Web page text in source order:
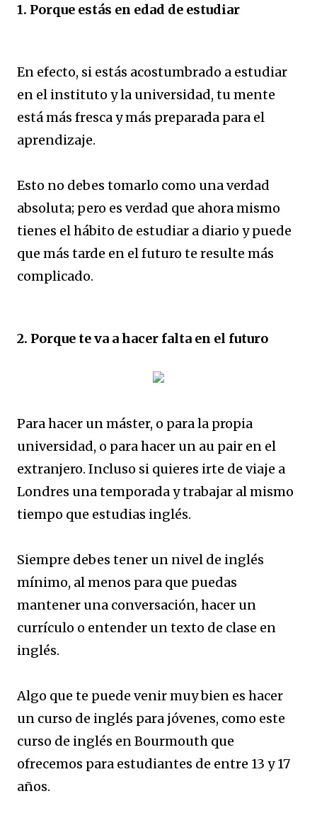
1. Porque estás en edad de estudiar
En efecto, si estás acostumbrado a estudiar
en el instituto y la universidad, tu mente
está más fresca y más preparada para el
aprendizaje.
Esto no debes tomarlo como una verdad
absoluta; pero es verdad que ahora mismo
tienes el hábito de estudiar a diario y puede
que más tarde en el futuro te resulte más
complicado.
2. Porque te va a hacer falta en el futuro
Para hacer un máster, o para la propia
universidad, o para hacer un au pair en el
extranjero. Incluso si quieres irte de viaje a
Londres una temporada y trabajar al mismo
tiempo que estudias inglés.
Siempre debes tener un nivel de inglés
mínimo, al menos para que puedas
mantener una conversación, hacer un
currículo o entender un texto de clase en
inglés.
Algo que te puede venir muy bien es hacer
un curso de inglés para jóvenes, como este
curso de inglés en Bourmouth que
ofrecemos para estudiantes de entre 13 y 17
años.